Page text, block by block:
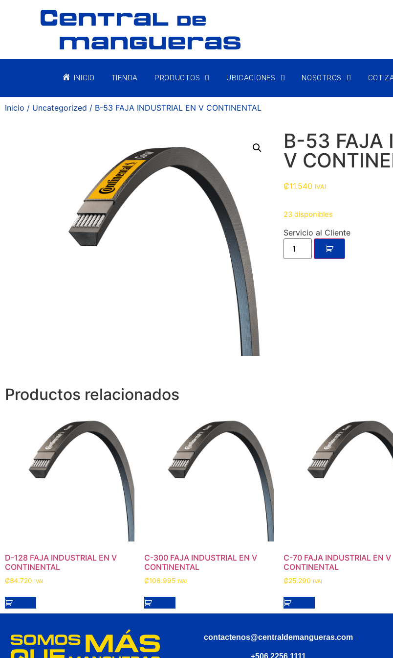
INICIO TIENDA PRODUCTOS UBICACIONES NOSOTROS
Inicio / Uncategorized / B-53 FAJA INDUSTRIAL EN V CONTINENTAL
B-53 FAJA
V
₡11.540 IVAI
23 disponibles
Servicio al Cliente
Productos relacionados
D-128 FAJA INDUSTRIAL EN V
CONTINENTAL
₡84.720 IVAI
C-300 FAJA INDUSTRIAL EN V
CONTINENTAL
₡106.995 IVAI
C-70 FAJA INDUSTRIAL EN V
CONTINENTAL
₡25.290 IVAI
contactenos@centraldemangueras.com
+506 2256 1111